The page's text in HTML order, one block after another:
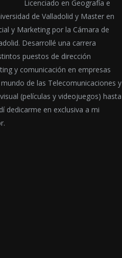
Licenciado en Geografía e
de Valladolid y Master en
y Marketing por la Cámara de
Desarrollé una carrera
puestos de dirección
y comunicación en empresas
de las Telecomunicaciones y
(películas y videojuegos) hasta
dedicarme en exclusiva a mi